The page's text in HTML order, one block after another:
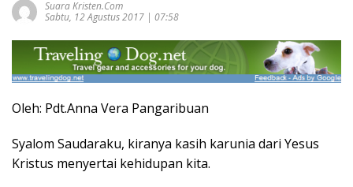
Suara Kristen.com
Sabtu, 12 Agustus 2017 | 07:58
Oleh: Pdt.Anna Vera Pangaribuan
Syalom Saudaraku, kiranya kasih karunia dari Yesus
Kristus menyertai kehidupan kita.